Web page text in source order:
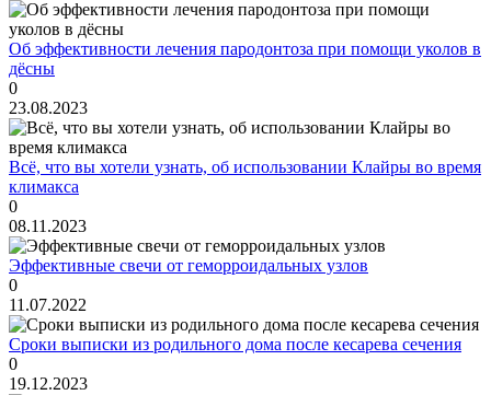
Об эффективности лечения пародонтоза при помощи уколов в
дёсны
0
23.08.2023
Всё, что вы хотели узнать, об использовании Клайры во время
климакса
0
08.11.2023
Эффективные свечи от геморроидальных узлов
0
11.07.2022
Сроки выписки из родильного дома после кесарева сечения
0
19.12.2023